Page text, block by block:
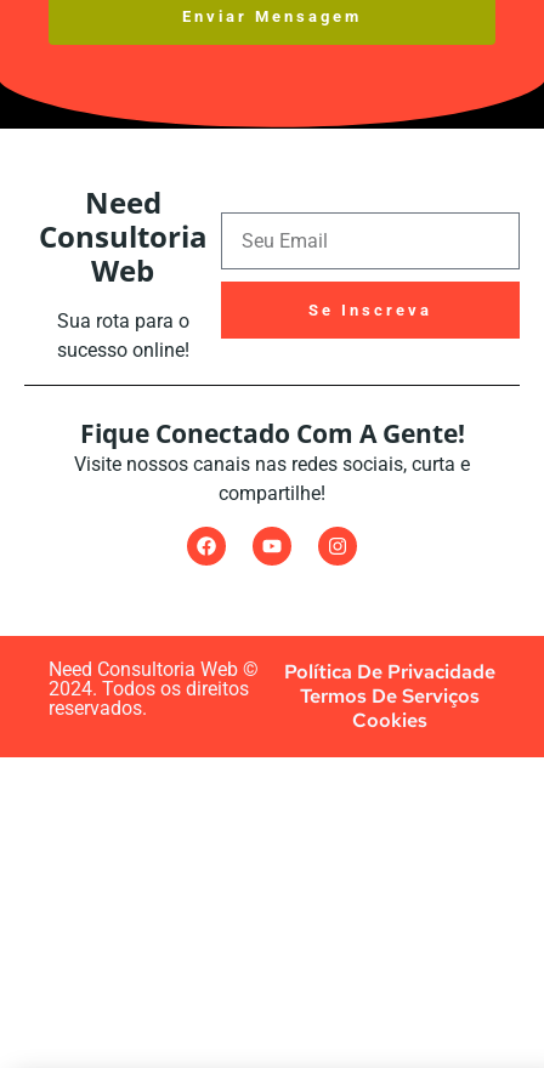
Enviar Mensagem
Need
Consultoria
Web
Sua rota para o
sucesso online!
Se Inscreva
Fique Conectado Com A Gente!
Visite nossos canais nas redes sociais, curta e
compartilhe!
Need Consultoria Web ©
2024. Todos os direitos
reservados.
Política De Privacidade
Termos De Serviços
Cookies